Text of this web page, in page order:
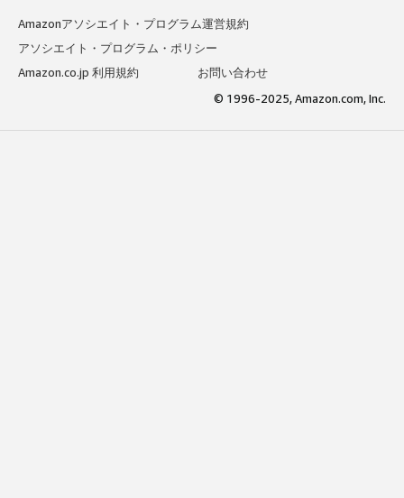
Amazonアソシエイト・プログラム運営規約
アソシエイト・プログラム・ポリシー
Amazon.co.jp 利用規約
お問い合わせ
© 1996-2025, Amazon.com, Inc.